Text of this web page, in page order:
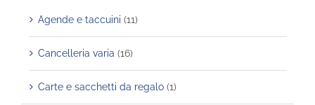
Agende e taccuini (11)
Cancelleria varia (16)
Carte e sacchetti da regalo (1)